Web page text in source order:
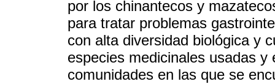
por los chinantecos y
para tratar problemas
con alta diversidad biológica y
especies medicinales usadas
comunidades en las que se